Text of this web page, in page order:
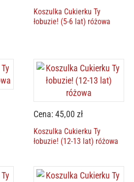
Koszulka Cukierku Ty
łobuzie! (5-6 lat) różowa
Cena: 45,00 zł
Koszulka Cukierku Ty
łobuzie! (12-13 lat) różowa